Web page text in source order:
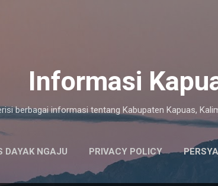
Informasi
berbagai informasi tentang Kabupaten Kapuas,
DAYAK NGAJU PRIVACY POLICY